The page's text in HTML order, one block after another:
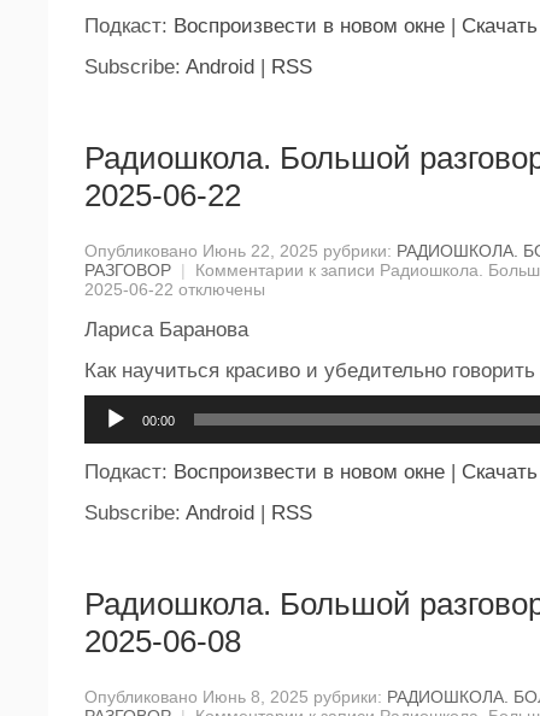
Подкаст: Воспроизвести в новом окне
Скачать
Subscribe: Android RSS
Радиошкола. Большой
2025-06-22
Опубликовано Июнь 22, 2025 рубрики: РАДИОШКОЛА.
РАЗГОВОР | Комментарии к записи Радиошкола.
2025-06-22 отключены
Лариса Баранова
Как научиться красиво и убедительно говорить
00:00
Подкаст: Воспроизвести в новом окне | Скачать
Subscribe: Android | RSS
Радиошкола. Большой
2025-06-08
Опубликовано Июнь 8, 2025 рубрики: РАДИОШКОЛА.